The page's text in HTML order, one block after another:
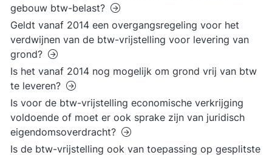
gebouw btw-belast?
Geldt vanaf 2014 een overgangsregeling voor het
verdwijnen van de btw-vrijstelling voor levering van
grond?
Is het vanaf 2014 nog mogelijk om grond vrij van btw
te leveren?
Is voor de btw-vrijstelling economische verkrijging
voldoende of moet er ook sprake zijn van juridisch
eigendomsoverdracht?
Is de btw-vrijstelling ook van toepassing op gesplitste